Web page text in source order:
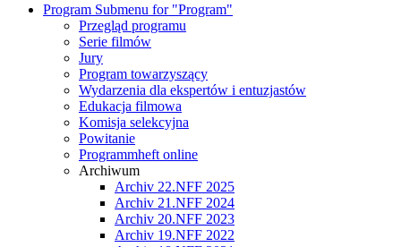
Program Submenu for "Program"
Przegląd programu
Serie filmów
Jury
Program towarzyszący
Wydarzenia dla ekspertów i entuzjastów
Edukacja filmowa
Komisja selekcyjna
Powitanie
Programmheft online
Archiwum
Archiv 22.NFF 2025
Archiv 21.NFF 2024
Archiv 20.NFF 2023
Archiv 19.NFF 2022